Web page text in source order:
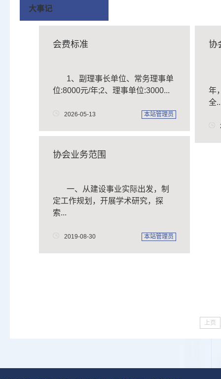
大事记
会费标准
1、副理事长单位、常务理事单
位:8000元/年;2、理事单位:3000...
2026-05-13 本站管理员
协
年
全
协会业务范围
一、从建设事业实际出发，制
定工作规划，开展学术研究，探
索...
2019-08-30 本站管理员
上页